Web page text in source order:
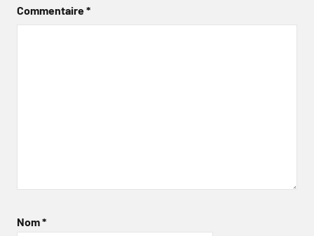
Commentaire*
Nom*